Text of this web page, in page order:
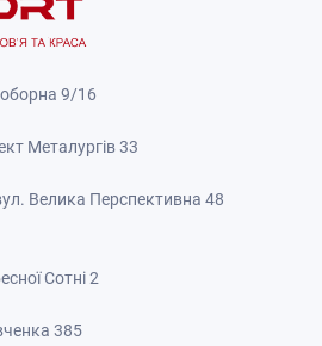
9/16
Металургів 33
Велика Перспективна 48
Сотні 2
385